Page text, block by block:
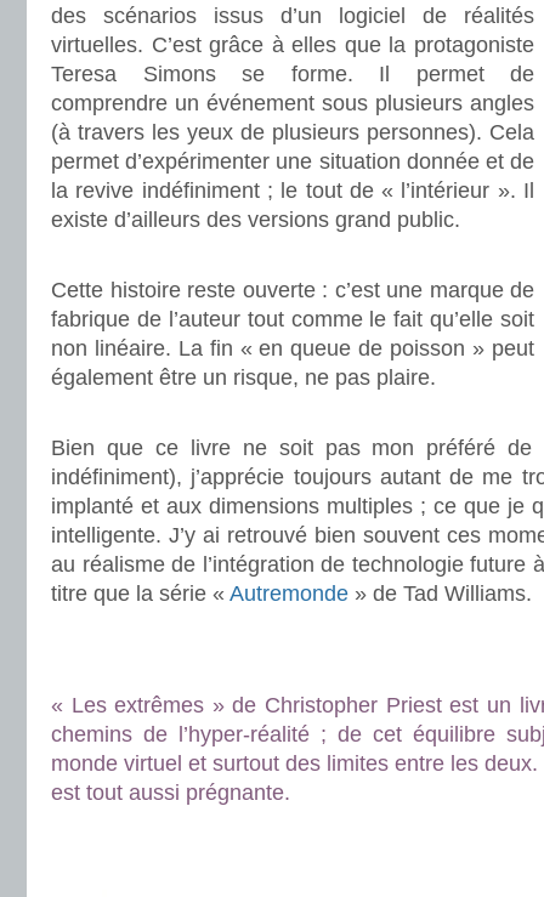
des scénarios issus d’un logiciel de réalités
virtuelles. C’est grâce à elles que la protagoniste
Teresa Simons se forme. Il permet de
comprendre un événement sous plusieurs angles
(à travers les yeux de plusieurs personnes). Cela
permet d’expérimenter une situation donnée et de
la revive indéfiniment ; le tout de « l’intérieur ». Il
existe d’ailleurs des versions grand public.
Cette histoire reste ouverte : c’est une marque de
fabrique de l’auteur tout comme le fait qu’elle soit
non linéaire. La fin « en queue de poisson » peut
également être un risque, ne pas plaire.
Bien que ce livre ne soit pas mon préféré de
indéfiniment), j’apprécie toujours autant de me
implanté et aux dimensions multiples ; ce que je
intelligente. J’y ai retrouvé bien souvent ces
au réalisme de l’intégration de technologie future
titre que la série « Autremonde » de Tad Williams.
« Les extrêmes » de Christopher Priest est un
chemins de l’hyper-réalité ; de cet équilibre
monde virtuel et surtout des limites entre les
est tout aussi prégnante.